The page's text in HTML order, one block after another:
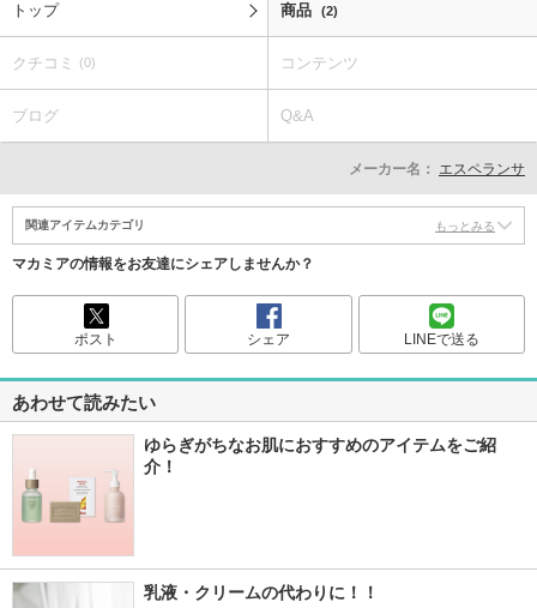
トップ 商品 (2)
クチコミ (0) コンテンツ
ブログ Q&A
メーカー名： エスペランサ
関連アイテムカテゴリ もっとみる
マカミアの情報をお友達にシェアしませんか？
ポスト シェア LINEで送る
あわせて読みたい
ゆらぎがちなお肌におすすめのアイテムをご紹
介！
乳液・クリームの代わりに！！